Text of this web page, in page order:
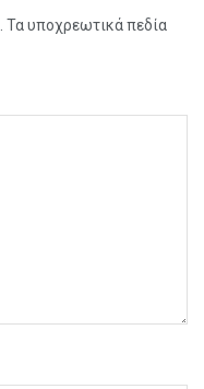
Τα υποχρεωτικά πεδία